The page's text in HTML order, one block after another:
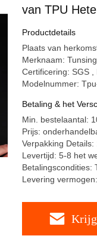
van TPU
Ondergoed
Productdetails
Plaats van
Merknaam: Tunsing
Certificering: SGS ,
Modelnummer:
Betaling & het
Min. bestelaantal:
Prijs:
Verpakking
Levertijd: 5-8 het
Betalingscondities:
Levering
Krijg